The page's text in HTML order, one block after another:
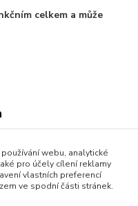
celkem a může
webu, analytické
pro účely cílení reklamy
vlastních preferencí
ve spodní části stránek.